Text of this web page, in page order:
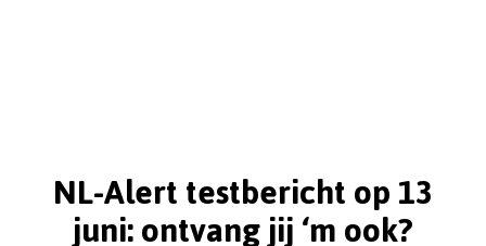
NL-Alert testbericht op 13
juni: ontvang jij ‘m ook?